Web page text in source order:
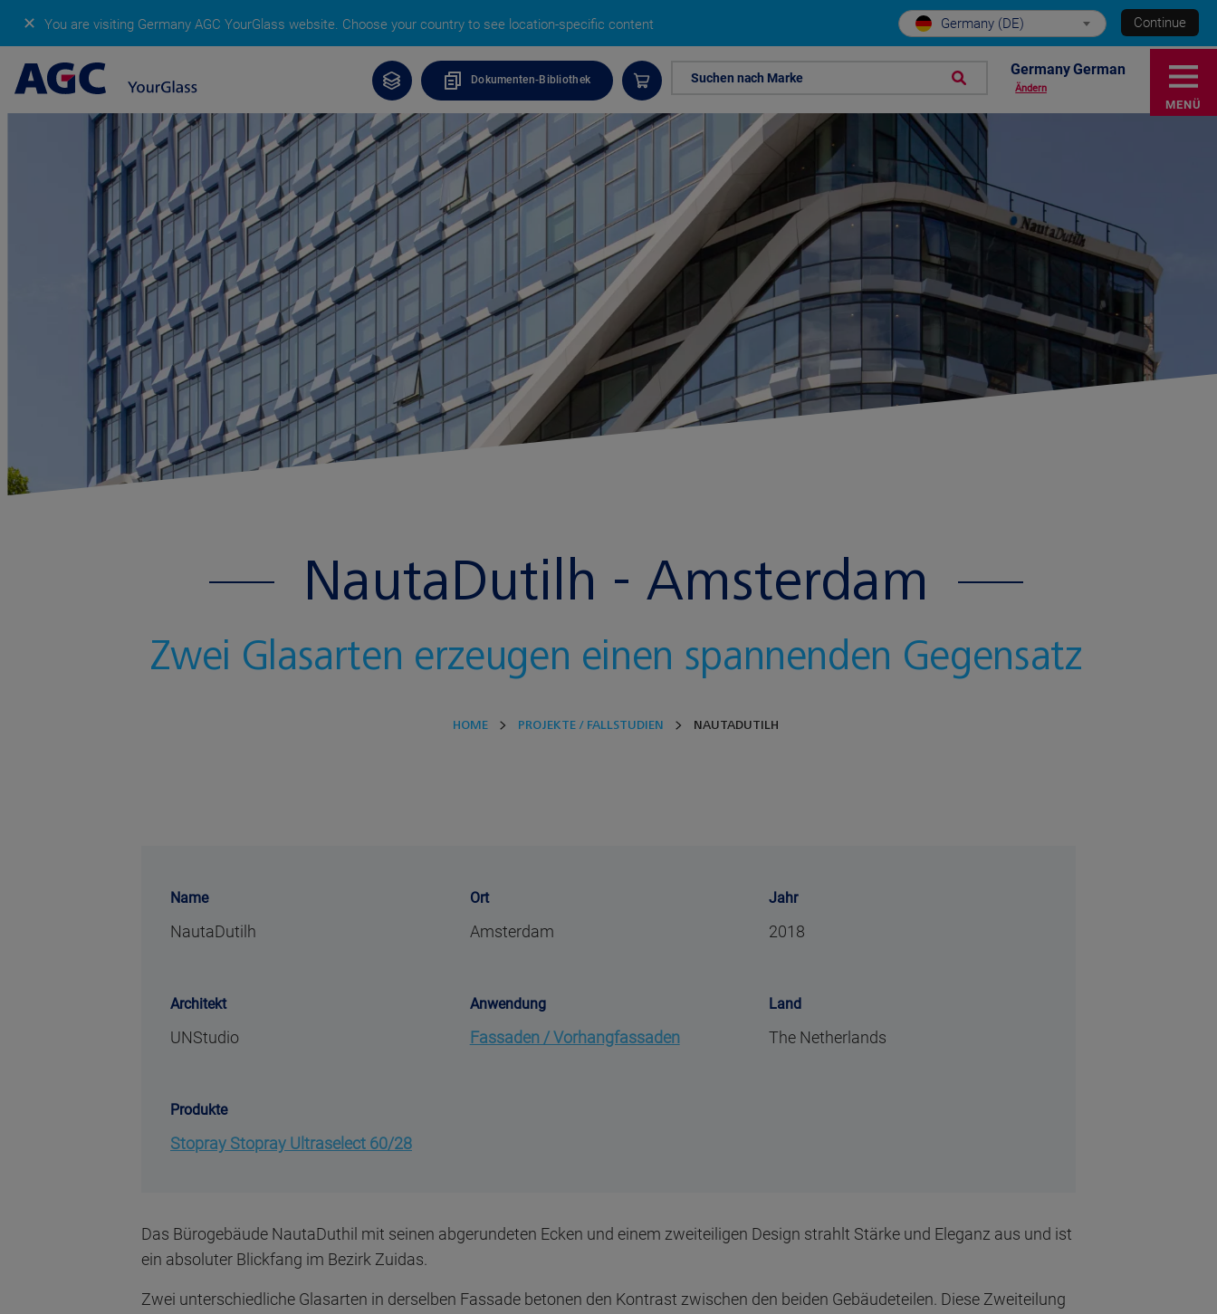
✕ You are visiting Germany AGC YourGlass website. Choose your country to see location-specific content Germany (DE) Continue
Dokumenten-Bibliothek Suchen nach Marke Germany German
Ändern
NautaDutilh - Amsterdam
Zwei Glasarten erzeugen einen spannenden Gegensatz
HOME PROJEKTE / FALLSTUDIEN NAUTADUTILH
MENÜ
Name
NautaDutilh
Ort
Amsterdam
Jahr
2018
Architekt
UNStudio
Anwendung
Fassaden / Vorhangfassaden
Land
The Netherlands
Produkte
Stopray Stopray Ultraselect 60/28
Das Bürogebäude NautaDuthil mit seinen abgerundeten Ecken und einem zweiteiligen Design strahlt Stärke und Eleganz aus und ist
ein absoluter Blickfang im Bezirk Zuidas.
Zwei unterschiedliche Glasarten in derselben Fassade betonen den Kontrast zwischen den beiden Gebäudeteilen. Diese Zweiteilung